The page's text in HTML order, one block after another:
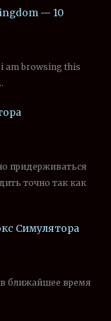
— 10
am browsing this
придерживаться
точно так как
Симулятора
в ближайшее время